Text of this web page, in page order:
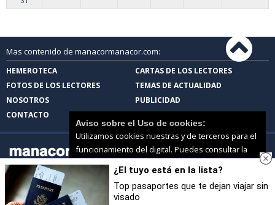
Mas contenido de manacormanacor.com:
HEMEROTECA
CARTAS DE LOS LECTORES
FOTOS DE LOS LECTORES
TEMAS DE ACTUALIDAD
NOSOTROS
PUBLICIDAD
CONTACTO
manacormanacor.com | Términos de uso
Protección de datos
© 2026 | Todos los derechos reservados
Aviso sobre el Uso de cookies:
Utilizamos cookies nuestras y de terceros para el
funcionamiento del digital. Puedes consultar la
lista de cookies y como desconectarlas.
nuestra Política de Privacidad y Cookies
Aceptar Cookies
¿El tuyo está en la lista?
Top pasaportes que te dejan viajar sin
visado